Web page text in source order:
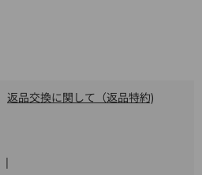
返品交換に関して（返品特約)
|